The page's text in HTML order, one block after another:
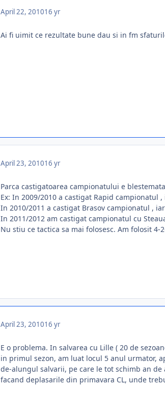
April 22, 201016 yr
Ai fi uimit ce rezultate bune dau si in fm
April 23, 201016 yr
Parca castigatoarea campionatului e
Ex: In 2009/2010 a castigat Rapid campionatul
In 2010/2011 a castigat Brasov campionatul ,
In 2011/2012 am castigat campionatul cu
Nu stiu ce tactica sa mai folosesc. Am folosit 4-
April 23, 201016 yr
E o problema. In salvarea cu Lille ( 20 de
in primul sezon, am luat locul 5 anul urmator,
de-alungul salvarii, pe care le tot schimb an
facand deplasarile din primavara CL, unde